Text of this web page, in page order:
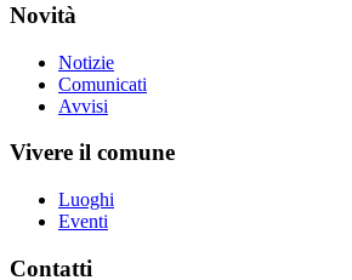
Novità
Notizie
Comunicati
Avvisi
Vivere il comune
Luoghi
Eventi
Contatti